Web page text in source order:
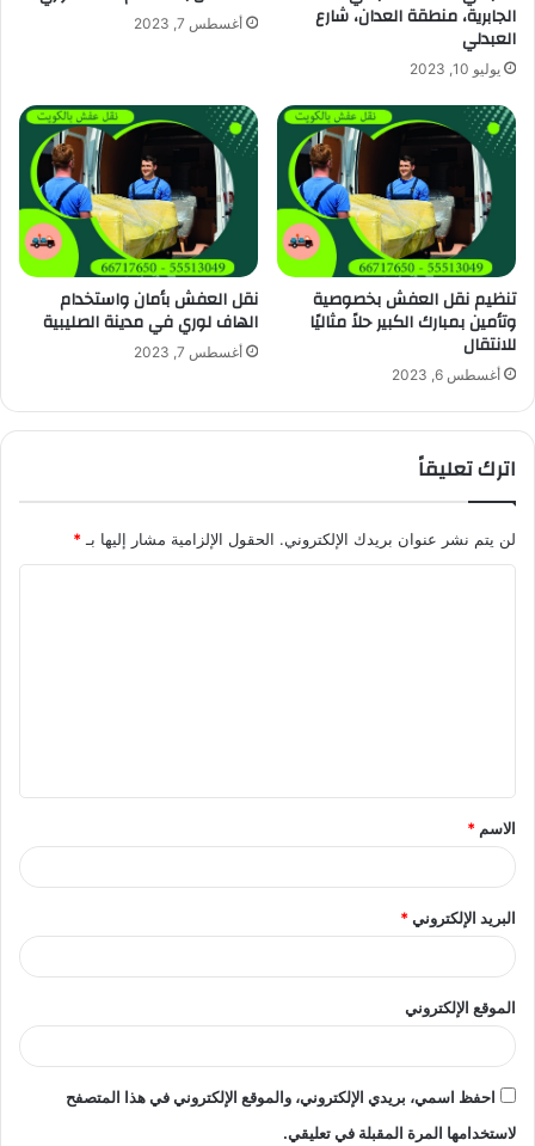
الجابرية، منطقة العدان، شارع
العبدلي
يوليو 10, 2023
أغسطس 7, 2023
تنظيم نقل العفش بخصوصية
وتأمين بمبارك الكبير حلاً مثاليًا
للانتقال
أغسطس 6, 2023
نقل العفش بأمان واستخدام
الهاف لوري في مدينة الصليبية
أغسطس 7, 2023
اترك تعليقاً
لن يتم نشر عنوان بريدك الإلكتروني. الحقول الإلزامية مشار إليها بـ*
ق
*
الاسم *
البريد الإلكتروني*
الموقع الإلكتروني
احفظ اسمي، بريدي الإلكتروني، والموقع الإلكتروني في هذا المتصفح
لاستخدامها المرة المقبلة في تعليقي.